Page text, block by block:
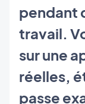
pendant
travail.
sur une
réelles,
passe